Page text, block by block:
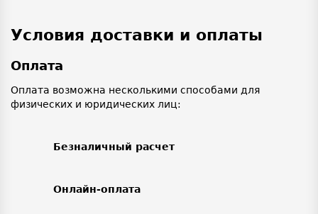
Условия доставки и оплаты
Оплата
Оплата возможна несколькими способами для
физических и юридических лиц:
Безналичный расчет
Онлайн-оплата